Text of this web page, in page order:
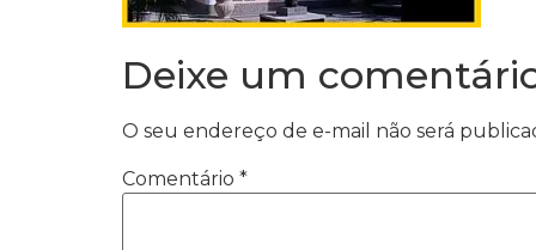
Deixe um
O seu endereço de e-mail não será
Comentário *